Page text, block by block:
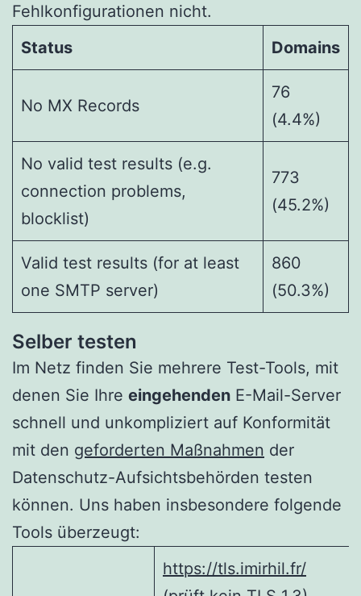
Fehlkonfigurationen nicht.
Status
Domains
No MX Records
76
(4.4%)
No valid test results (e.g.
connection problems,
blocklist)
773
(45.2%)
Valid test results (for at least
one SMTP server)
860
(50.3%)
Selber testen
Im Netz finden Sie mehrere Test-Tools, mit
denen Sie Ihre eingehenden E-Mail-Server
schnell und unkompliziert auf Konformität
mit den geforderten Maßnahmen der
Datenschutz-Aufsichtsbehörden testen
können. Uns haben insbesondere folgende
Tools überzeugt:
https://tls.imirhil.fr/